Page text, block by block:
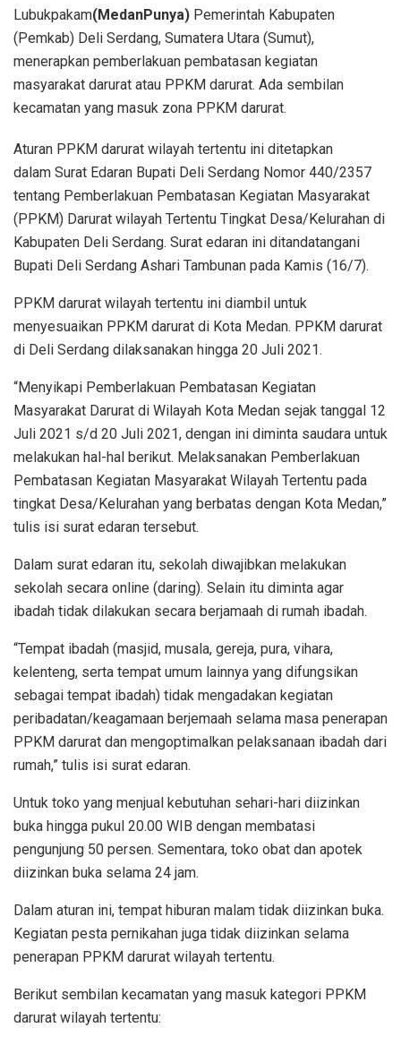
Lubukpakam(MedanPunya) Pemerintah Kabupaten
(Pemkab) Deli Serdang, Sumatera Utara (Sumut),
menerapkan pemberlakuan pembatasan kegiatan
masyarakat darurat atau PPKM darurat. Ada sembilan
kecamatan yang masuk zona PPKM darurat.
Aturan PPKM darurat wilayah tertentu ini ditetapkan
dalam Surat Edaran Bupati Deli Serdang Nomor 440/2357
tentang Pemberlakuan Pembatasan Kegiatan Masyarakat
(PPKM) Darurat wilayah Tertentu Tingkat Desa/Kelurahan di
Kabupaten Deli Serdang. Surat edaran ini ditandatangani
Bupati Deli Serdang Ashari Tambunan pada Kamis (16/7).
PPKM darurat wilayah tertentu ini diambil untuk
menyesuaikan PPKM darurat di Kota Medan. PPKM darurat
di Deli Serdang dilaksanakan hingga 20 Juli 2021.
“Menyikapi Pemberlakuan Pembatasan Kegiatan
Masyarakat Darurat di Wilayah Kota Medan sejak tanggal 12
Juli 2021 s/d 20 Juli 2021, dengan ini diminta saudara untuk
melakukan hal-hal berikut. Melaksanakan Pemberlakuan
Pembatasan Kegiatan Masyarakat Wilayah Tertentu pada
tingkat Desa/Kelurahan yang berbatas dengan Kota Medan,”
tulis isi surat edaran tersebut.
Dalam surat edaran itu, sekolah diwajibkan melakukan
sekolah secara online (daring). Selain itu diminta agar
ibadah tidak dilakukan secara berjamaah di rumah ibadah.
“Tempat ibadah (masjid, musala, gereja, pura, vihara,
kelenteng, serta tempat umum lainnya yang difungsikan
sebagai tempat ibadah) tidak mengadakan kegiatan
peribadatan/keagamaan berjemaah selama masa penerapan
PPKM darurat dan mengoptimalkan pelaksanaan ibadah dari
rumah,” tulis isi surat edaran.
Untuk toko yang menjual kebutuhan sehari-hari diizinkan
buka hingga pukul 20.00 WIB dengan membatasi
pengunjung 50 persen. Sementara, toko obat dan apotek
diizinkan buka selama 24 jam.
Dalam aturan ini, tempat hiburan malam tidak diizinkan buka.
Kegiatan pesta pernikahan juga tidak diizinkan selama
penerapan PPKM darurat wilayah tertentu.
Berikut sembilan kecamatan yang masuk kategori PPKM
darurat wilayah tertentu: